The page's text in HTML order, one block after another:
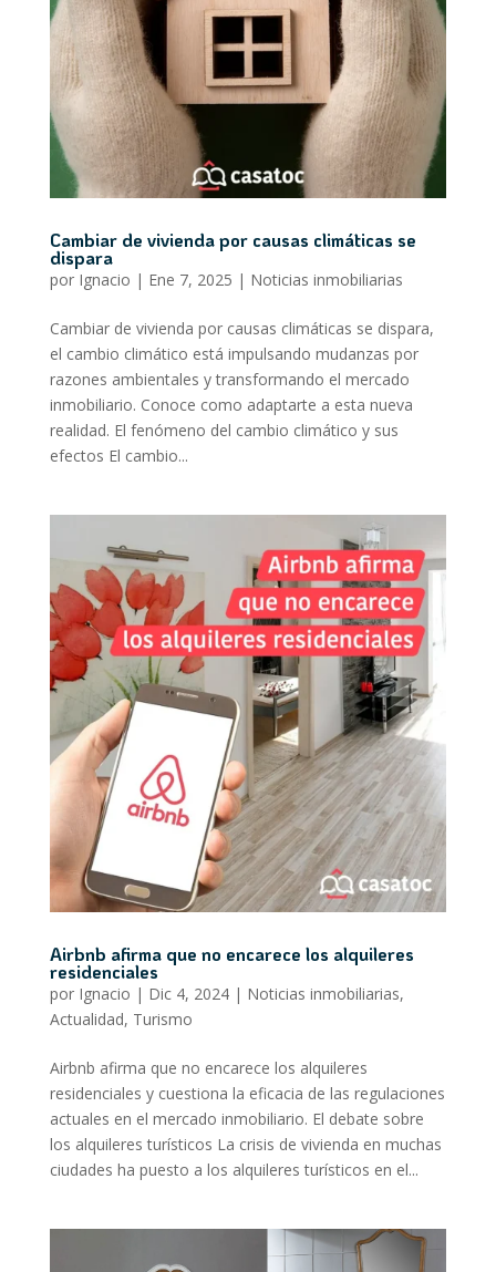
Cambiar de vivienda por causas climáticas se
dispara
por Ignacio | Ene 7, 2025 | Noticias inmobiliarias
Cambiar de vivienda por causas climáticas se dispara,
el cambio climático está impulsando mudanzas por
razones ambientales y transformando el mercado
inmobiliario. Conoce como adaptarte a esta nueva
realidad. El fenómeno del cambio climático y sus
efectos El cambio...
Airbnb afirma que no encarece los alquileres
residenciales
por Ignacio | Dic 4, 2024| Noticias inmobiliarias,
Actualidad, Turismo
Airbnb afirma que no encarece los alquileres
residenciales y cuestiona la eficacia de las regulaciones
actuales en el mercado inmobiliario. El debate sobre
los alquileres turísticos La crisis de vivienda en muchas
ciudades ha puesto a los alquileres turísticos en el...